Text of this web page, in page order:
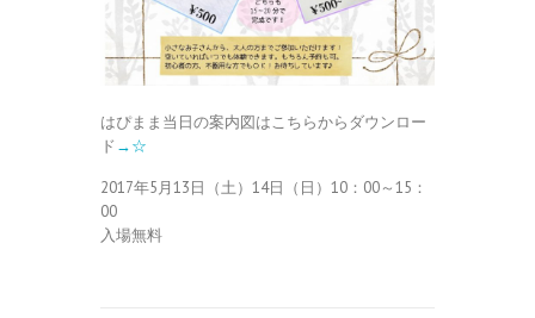
はぴまま当日の案内図はこちらからダウンロー
ド →☆
2017年5月13日（土）14日（日）10：00～15：
00
入場無料